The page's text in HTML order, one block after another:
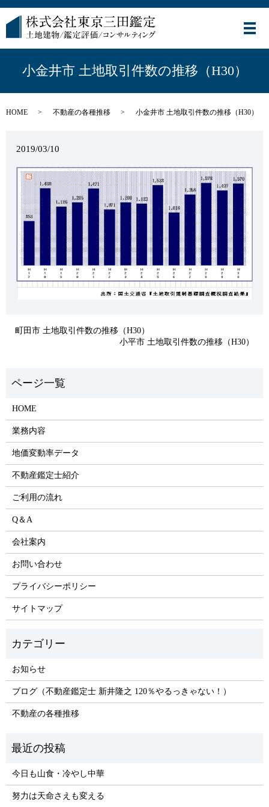
メ
小金井市 土地取引件数の推移（H30）
HOME 不動産の各種推移 小金井市 土地取引件数の推移（H30）
2019/03/10
町田市 土地取引件数の推移（H30）
小平市 土地取引件数の推移（H30）
HOME
業務内容
地価変動率データ
不動産鑑定士紹介
ご利用の流れ
Q＆A
会社案内
お問い合わせ
プライバシーポリシー
サイトマップ
お知らせ
ブログ（不動産鑑定士 新井隆之 120％やるっきゃない！）
不動産の各種推移
今日も山食・冷やし中華
努力は天命さえも変える